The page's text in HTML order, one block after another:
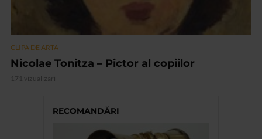
CLIPA DE ARTA
Nicolae Tonitza – Pictor al copiilor
171 vizualizari
RECOMANDĂRI